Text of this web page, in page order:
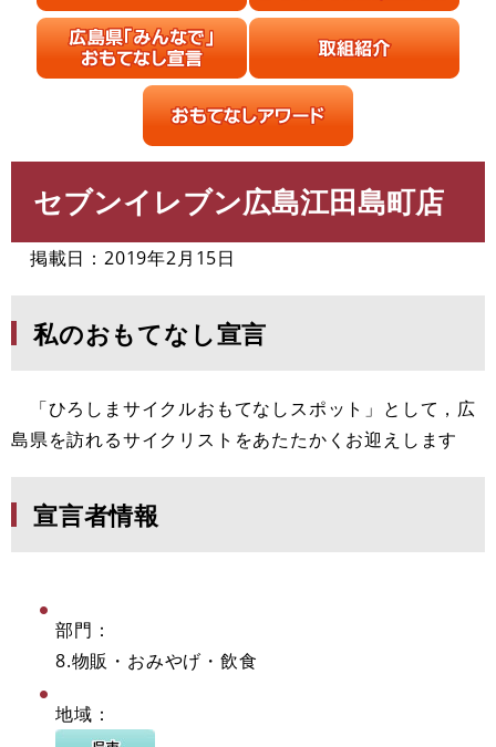
セブンイレブン広島江田島町店
掲載日：2019年2月15日
私のおもてなし宣言
「ひろしまサイクルおもてなしスポット」として，広
島県を訪れるサイクリストをあたたかくお迎えします
宣言者情報
部門：
8.物販・おみやげ・飲食
地域：